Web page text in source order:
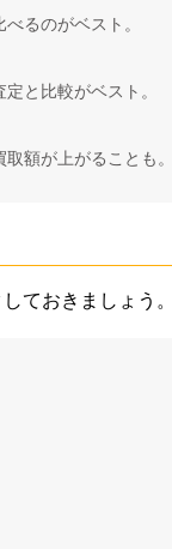
るのがベスト。
と比較がベスト。
額が上がることも。
ておきましょう。